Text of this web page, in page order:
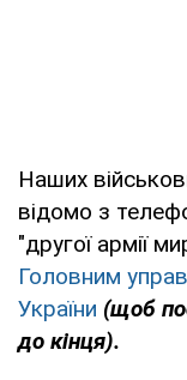
Наших
відомо з
"другої армії
Головним
України (щоб
до кінця).